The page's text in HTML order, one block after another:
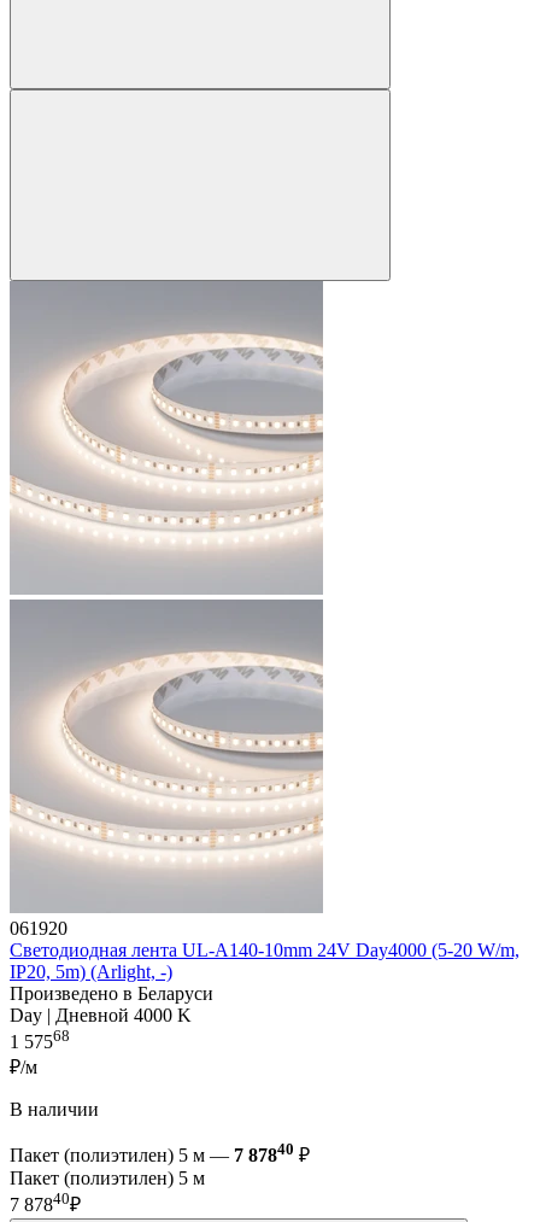
061920
Светодиодная лента UL-A140-10mm 24V Day4000 (5-20 W/m,
IP20, 5m) (Arlight, -)
Произведено в Беларуси
Day | Дневной 4000 K
1 57568
₽/м
В наличии
Пакет (полиэтилен) 5 м — 7 87840 ₽
Пакет (полиэтилен) 5 м
7 87840₽